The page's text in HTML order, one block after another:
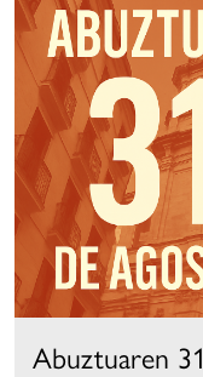
Abuztuaren